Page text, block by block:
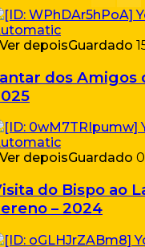
Ver depoisGuardado
dos Amigos
Ver depoisGuardado
do Bispo ao
– 2024